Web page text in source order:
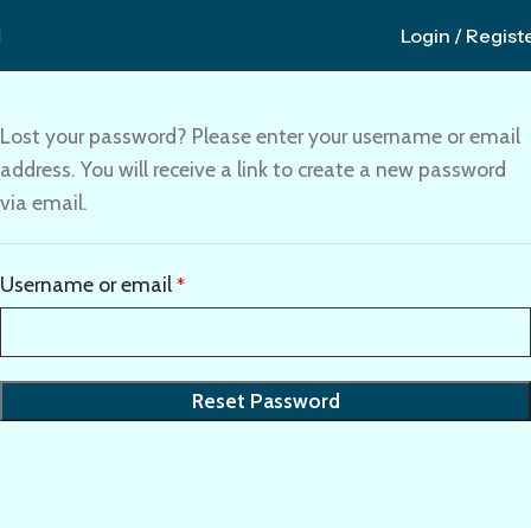
Login /
Lost your password? Please enter your username or email
address. You will receive a link to create a new password
via email.
Username or email *
Reset Password